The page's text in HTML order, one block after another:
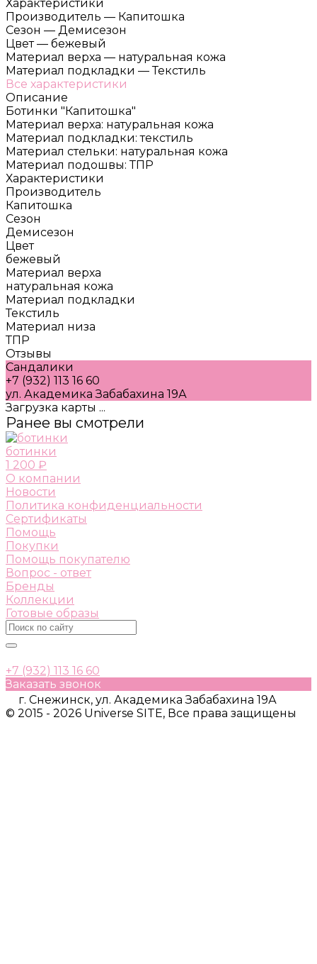
Характеристики
Производитель — Капитошка
Сезон — Демисезон
Цвет — бежевый
Материал верха — натуральная кожа
Материал подкладки — Текстиль
Все характеристики
Описание
Ботинки "Капитошка"
Материал верха: натуральная кожа
Материал подкладки: текстиль
Материал стельки: натуральная кожа
Материал подошвы: ТПР
Характеристики
Производитель
Капитошка
Сезон
Демисезон
Цвет
бежевый
Материал верха
натуральная кожа
Материал подкладки
Текстиль
Материал низа
ТПР
Отзывы
Сандалики
+7 (932) 113 16 60
ул. Академика Забабахина 19А
Загрузка карты ...
Ранее вы смотрели
ботинки
1 200 ₽
О компании
Новости
Политика конфиденциальности
Сертификаты
Помощь
Покупки
Помощь покупателю
Вопрос - ответ
Бренды
Коллекции
Готовые образы
+7 (932) 113 16 60
Заказать звонок
г. Снежинск, ул. Академика Забабахина 19А
© 2015 - 2026 Universe SITE, Все права защищены